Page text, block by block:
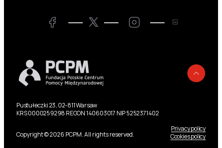
Facebook Twitter LinkedIn Twitter
Pustułeczki 23, 02-811 Warsaw
KRS 0000259298 REGON 140603017 NIP 5252371402
Copyright © 2026 PCPM. All rights reserved.
Privacy policy
Cookies policy